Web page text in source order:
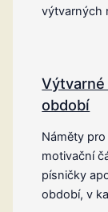
výtvarných
období
Náměty
motivační
písničky
období, v